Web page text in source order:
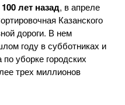
лет назад, в апреле
Казанского
дороги. В нем
году в субботниках и
уборке городских
трех миллионов